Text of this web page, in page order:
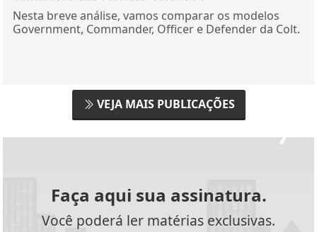
Nesta breve análise, vamos comparar os modelos
Government, Commander, Officer e Defender da Colt.
VEJA MAIS PUBLICAÇÕES
Faça aqui sua assinatura.
Você poderá ler matérias exclusivas.